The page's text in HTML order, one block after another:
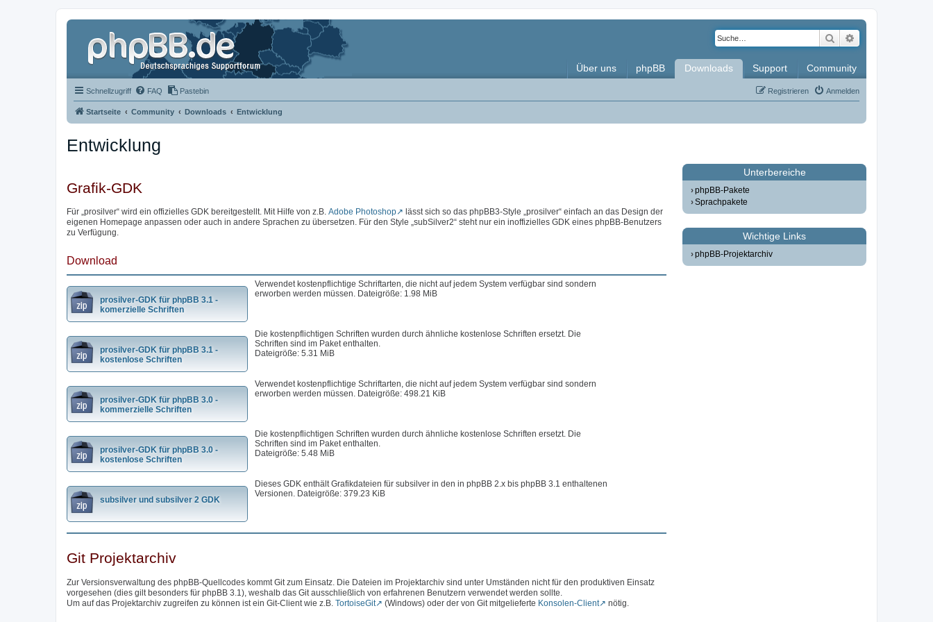
Suche
Über uns phpBB Downloads Support Community
Schnellzugriff FAQ Pastebin Anmelden
Registrieren
Startseite Community Downloads Entwicklung
Entwicklung
Grafik-GDK
Für „prosilver“ wird ein offizielles GDK bereitgestellt. Mit Hilfe von z.B. Adobe Photoshop
lässt sich so das phpBB3-Style „prosilver“ einfach an das Design der
eigenen Homepage anpassen oder auch in andere Sprachen zu übersetzen. Für den Style „subSilver2“ steht nur ein inoffizielles GDK eines phpBB-Benutzers
zu Verfügung.
Download
prosilver-GDK für phpBB 3.1 -
komerzielle Schriften
Verwendet kostenpflichtige Schriftarten, die nicht auf jedem System verfügbar sind sondern
erworben werden müssen. Dateigröße: 1.98 MiB
prosilver-GDK für phpBB 3.1 -
kostenlose Schriften
Die kostenpflichtigen Schriften wurden durch ähnliche kostenlose Schriften ersetzt. Die
Schriften sind im Paket enthalten.
Dateigröße: 5.31 MiB
prosilver-GDK für phpBB 3.0 -
kommerzielle Schriften
Verwendet kostenpflichtige Schriftarten, die nicht auf jedem System verfügbar sind sondern
erworben werden müssen. Dateigröße: 498.21 KiB
prosilver-GDK für phpBB 3.0 -
kostenlose Schriften
Die kostenpflichtigen Schriften wurden durch ähnliche kostenlose Schriften ersetzt. Die
Schriften sind im Paket enthalten.
Dateigröße: 5.48 MiB
subsilver und subsilver 2 GDK
Dieses GDK enthält Grafikdateien für subsilver in den in phpBB 2.x bis phpBB 3.1 enthaltenen
Versionen. Dateigröße: 379.23 KiB
Git Projektarchiv
Zur Versionsverwaltung des phpBB-Quellcodes kommt Git zum Einsatz. Die Dateien im Projektarchiv sind unter Umständen nicht für den produktiven Einsatz
vorgesehen (dies gilt besonders für phpBB 3.1), weshalb das Git ausschließlich von erfahrenen Benutzern verwendet werden sollte.
Um auf das Projektarchiv zugreifen zu können ist ein Git-Client wie z.B. TortoiseGit (Windows) oder der von Git mitgelieferte Konsolen-Client nötig.
Unterbereiche
phpBB-Pakete
Sprachpakete
Wichtige Links
phpBB-Projektarchiv